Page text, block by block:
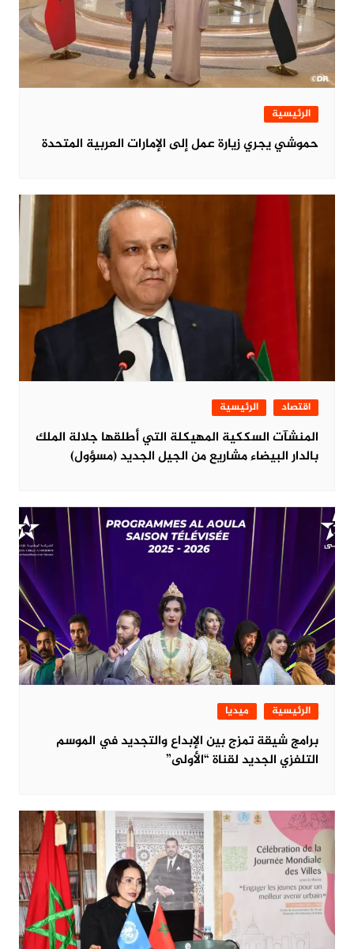
الرئيسية
حموشي يجري زيارة عمل إلى الإمارات العربية المتحدة
اقتصاد الرئيسية
المنشآت السككية المهيكلة التي أطلقها جلالة الملك
بالدار البيضاء مشاريع من الجيل الجديد (مسؤول)
الرئيسية ميديا
برامج شيقة تمزج بين الإبداع والتجديد في الموسم
التلفزي الجديد لقناة “الأولى”